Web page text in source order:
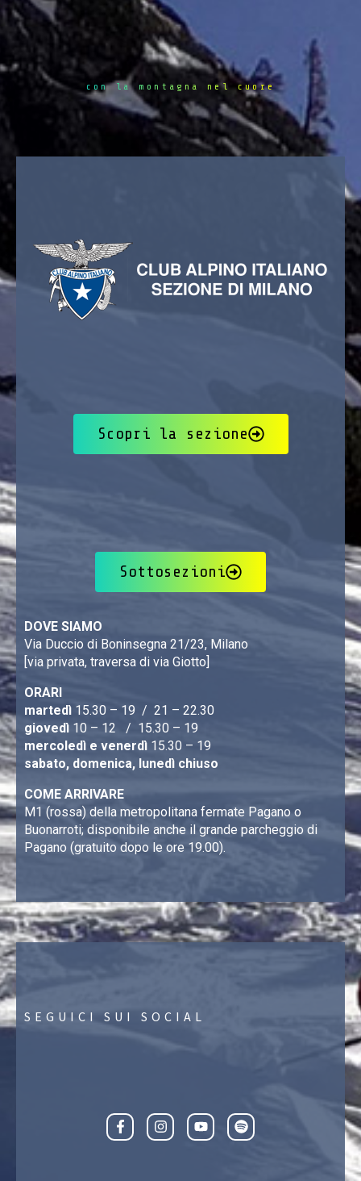
con la montagna nel cuore
Scopri la sezione
Sottosezioni
DOVE SIAMO
Via Duccio di Boninsegna 21/23, Milano
[via privata, traversa di via Giotto]
ORARI
martedì 15.30 – 19 / 21 – 22.30
giovedì 10 – 12 / 15.30 – 19
mercoledì e venerdì 15.30 – 19
sabato, domenica, lunedì chiuso
COME ARRIVARE
M1 (rossa) della metropolitana fermate Pagano o
Buonarroti; disponibile anche il grande parcheggio di
Pagano (gratuito dopo le ore 19.00).
SEGUICI SUI SOCIAL